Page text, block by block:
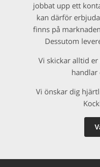
jobbat upp ett
kan därför
finns på
Dessutom
Vi skickar alltid er
handlar
Vi önskar dig